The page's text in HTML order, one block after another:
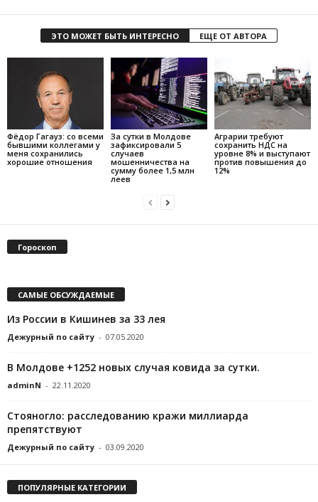
ЭТО МОЖЕТ БЫТЬ ИНТЕРЕСНО ЕЩЕ ОТ АВТОРА
Фёдор Гагауз: со всеми
бывшими коллегами у
меня сохранились
хорошие отношения
За сутки в Молдове
зафиксировали 5
случаев
мошенничества на
сумму более 1,5 млн
леев
Аграрии требуют
сохранить НДС на
уровне 8% и выступают
против повышения до
12%
Гороскоп
САМЫЕ ОБСУЖДАЕМЫЕ
Из России в Кишинев за 33 лея
Дежурный по сайту - 07.05.2020
В Молдове +1252 новых случая ковида за сутки.
adminN - 22.11.2020
Стояногло: расследованию кражи миллиарда
препятствуют
Дежурный по сайту - 03.09.2020
ПОПУЛЯРНЫЕ КАТЕГОРИИ